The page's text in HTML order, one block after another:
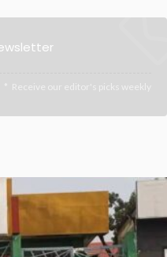
Receive our editor's picks weekly